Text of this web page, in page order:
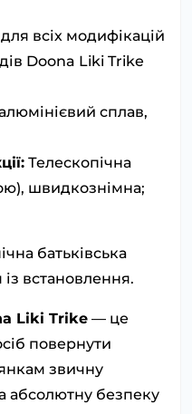
всіх модифікацій
Doona Liki Trike
сплав,
Телескопічна
швидкознімна;
батьківська
із встановлення.
Liki Trike — це
повернути
звичну
абсолютну безпеку